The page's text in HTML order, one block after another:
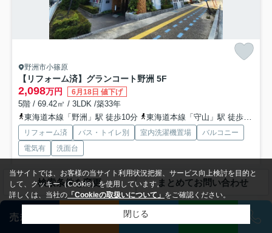
野洲市小篠原
【リフォーム済】グランコート野洲 5F
2,098万円 6月18日 値下げ
5階 / 69.42㎡ / 3LDK /築33年
東海道本線「野洲」駅 徒歩10分
東海道本線「守山」駅 徒歩51分
リフォーム済 バス・トイレ別 室内洗濯機置場
バルコニー
電気有
洗面台
【守山市・野洲市の不動産を購入/売却するなら 株式会社HOUSE GATE
へ】 お住まいのご購入は、お客様にとって大きな...もっと見る
売地
検索条件を変更 まとめてお問い合わせ
売却査定 相談
当サイトでは、お客様の当サイト利用状況把握、サービス向上検討を目的と
して、クッキー（Cookie）を使用しています。
詳しくは、当社の 「Cookieの取扱いについて」 をご確認ください。
閉じる